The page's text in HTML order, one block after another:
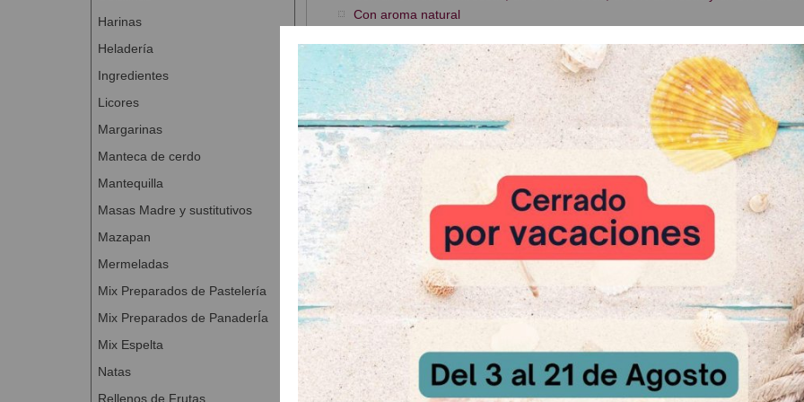
Harinas
Heladería
Ingredientes
Licores
Margarinas
Manteca de cerdo
Mantequilla
Masas Madre y sustitutivos
Mazapan
Mermeladas
Mix Preparados de Pastelería
Mix Preparados de PanaderÍa
Mix Espelta
Natas
Rellenos de Frutas
Con aroma natural
Presentación: Botella de 1 Kg.
Productos Relacionados
-10 %
Fideo Rojo St Allery